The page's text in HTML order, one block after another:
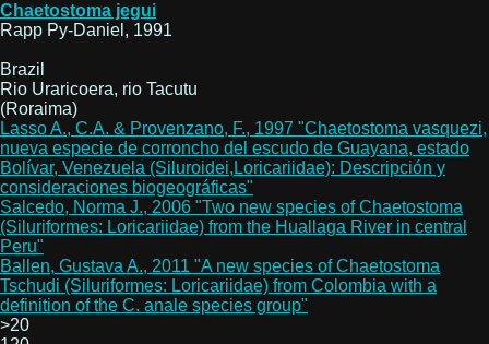
Chaetostoma jegui
Rapp Py-Daniel, 1991
Brazil
Rio Uraricoera, rio Tacutu
(Roraima)
Lasso A., C.A. & Provenzano, F., 1997 "Chaetostoma vasquezi,
nueva especie de corroncho del escudo de Guayana, estado
Bolívar, Venezuela (Siluroidei,Loricariidae): Descripción y
consideraciones biogeográficas"
Salcedo, Norma J., 2006 "Two new species of Chaetostoma
(Siluriformes: Loricariidae) from the Huallaga River in central
Peru"
Ballen, Gustava A., 2011 "A new species of Chaetostoma
Tschudi (Siluriformes: Loricariidae) from Colombia with a
definition of the C. anale species group"
>20